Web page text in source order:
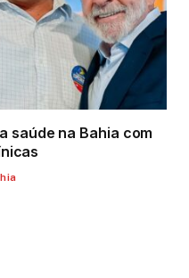
saúde na Bahia com